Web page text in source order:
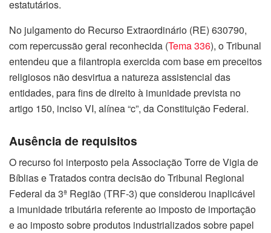
estatutários.
No julgamento do Recurso Extraordinário (RE) 630790,
com repercussão geral reconhecida (Tema 336), o Tribunal
entendeu que a filantropia exercida com base em preceitos
religiosos não desvirtua a natureza assistencial das
entidades, para fins de direito à imunidade prevista no
artigo 150, inciso VI, alínea “c”, da Constituição Federal.
Ausência de requisitos
O recurso foi interposto pela Associação Torre de Vigia de
Bíblias e Tratados contra decisão do Tribunal Regional
Federal da 3ª Região (TRF-3) que considerou inaplicável
a imunidade tributária referente ao imposto de importação
e ao imposto sobre produtos industrializados sobre papel